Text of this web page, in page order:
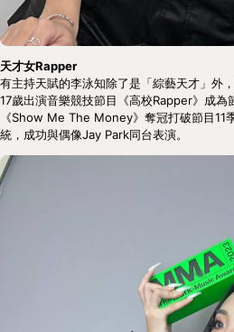
天才女Rapper
有主持天賦的李泳知除了是「綜藝天才」外
17歲出演音樂競技節目《高校Rapper》成為
《Show Me The Money》奪冠打破節目11
統，成功與偶像Jay Park同台表演。